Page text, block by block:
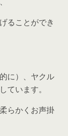
ることができ
に）、ヤクル
ています。
らかくお声掛